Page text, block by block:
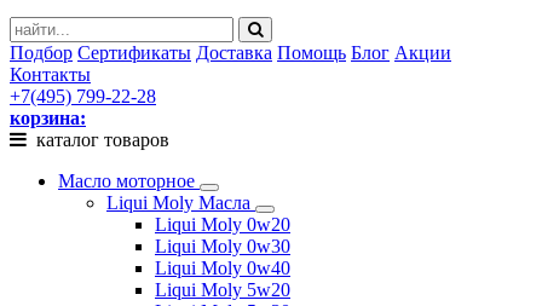
Подбор Сертификаты Доставка Помощь Блог Акции
Контакты
+7(495) 799-22-28
корзина:
каталог товаров
Масло моторное
Liqui Moly Масла
Liqui Moly 0w20
Liqui Moly 0w30
Liqui Moly 0w40
Liqui Moly 5w20